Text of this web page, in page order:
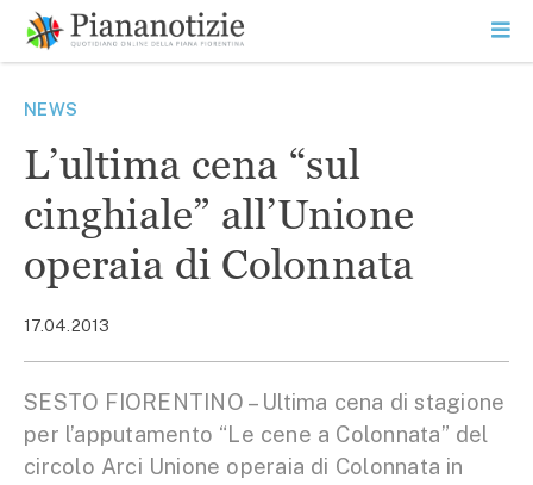
contenuto
SEARCH
NEWS
L’ultima cena “sul
cinghiale” all’Unione
operaia di Colonnata
17.04.2013
SESTO FIORENTINO – Ultima cena di stagione
per l’apputamento “Le cene a Colonnata” del
circolo Arci Unione operaia di Colonnata in